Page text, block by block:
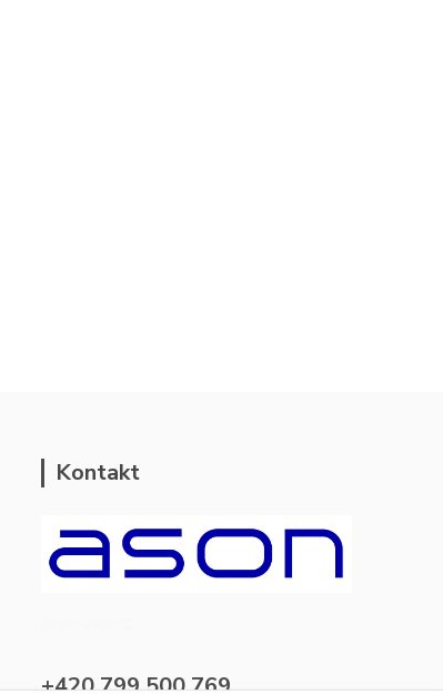
Kontakt
+420 799 500 769